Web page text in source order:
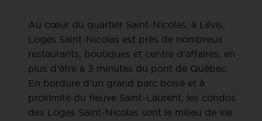
Au cœur du quartier Saint-Nicolas, à Lévis,
Loges Saint-Nicolas est près de nombreux
restaurants, boutiques et centre d’affaires, en
plus d’être à 3 minutes du pont de Québec.
En bordure d’un grand parc boisé et à
proximité du fleuve Saint-Laurent, les condos
des Loges Saint-Nicolas sont le milieu de vie